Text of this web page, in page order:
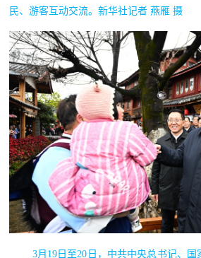
民、游客互动交流。新华社记者 燕雁 摄
3月19日至20日，中共中央总书记、